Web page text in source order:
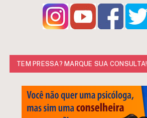
TEM PRESSA? MARQUE SUA CONSULTA!